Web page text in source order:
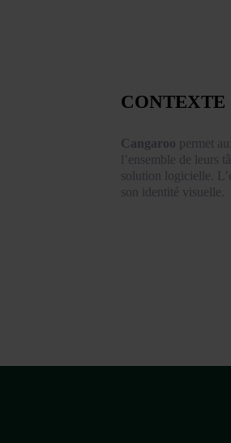
CONTEXTE
Cangaroo permet
l’ensemble de leurs
solution logicielle.
son identité visuelle.